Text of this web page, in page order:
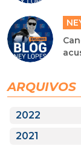
ARQUIVOS
2022
2021